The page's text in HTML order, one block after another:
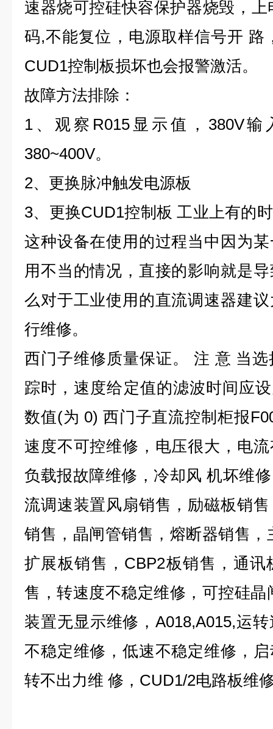
速器烧可控硅快容保护器烧毁，
码,不能复位，电源取样信号开 路
CUD1控制板损坏也会报警激活。
​故障方法排除：
1、观察R015显示值，380V
380~400V。
2、更换脉冲触发电源板
3、更换CUD1控制板 工业上有的
这种设备在使用的过程当中因为
用不当的情况，直接的影响就是
么对于工业使用的直流调速器建
行维修。
西门子维修质量保证。 注 意 当
踪时，速度给定值的滤波时间应
数值(为 0) 西门子直流控制柜报
速度不可控维修，电压很大，电
负载报故障维修，冷却风 机坏维
流调速装置风扇销售，励磁板销
销售，晶闸管销售，熔断器销售
扩展板销售，CBP2板销售，通
售，转速度不稳定维修，可控硅
装置无显示维修，A018,A015,运
不稳定维修，低速不稳定维修，
转不出力维 修，CUD1/2电路板维